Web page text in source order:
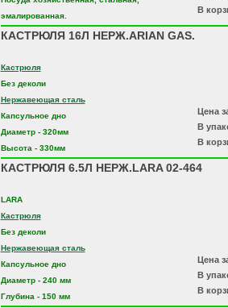
эмалированная.
В
КАСТРЮЛЯ 16Л НЕРЖ.ARIAN GAS.
Кастрюля
Без деколи
Нержавеющая сталь
Капсульное дно
Диаметр - 320мм
Высота - 330мм
Цена
В
В
КАСТРЮЛЯ 6.5Л НЕРЖ.LARA 02-464
LARA
Кастрюля
Без деколи
Нержавеющая сталь
Капсульное дно
Диаметр - 240 мм
Глубина - 150 мм
Цена
В
В